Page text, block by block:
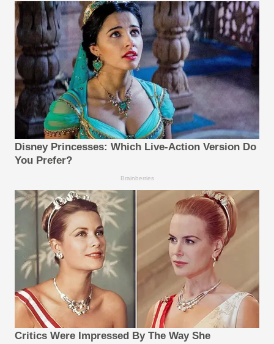
Disney Princesses: Which Live-Action Version Do
You Prefer?
Brainberries
Critics Were Impressed By The Way She